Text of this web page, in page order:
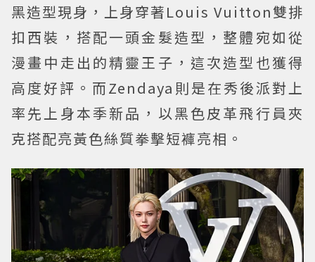
黑造型現身，上身穿著Louis Vuitton雙排
扣西裝，搭配一頭金髮造型，整體宛如從
漫畫中走出的精靈王子，這次造型也獲得
高度好評。而Zendaya則是在秀後派對上
率先上身本季新品，以黑色皮革飛行員夾
克搭配亮黃色絲質拳擊短褲亮相。